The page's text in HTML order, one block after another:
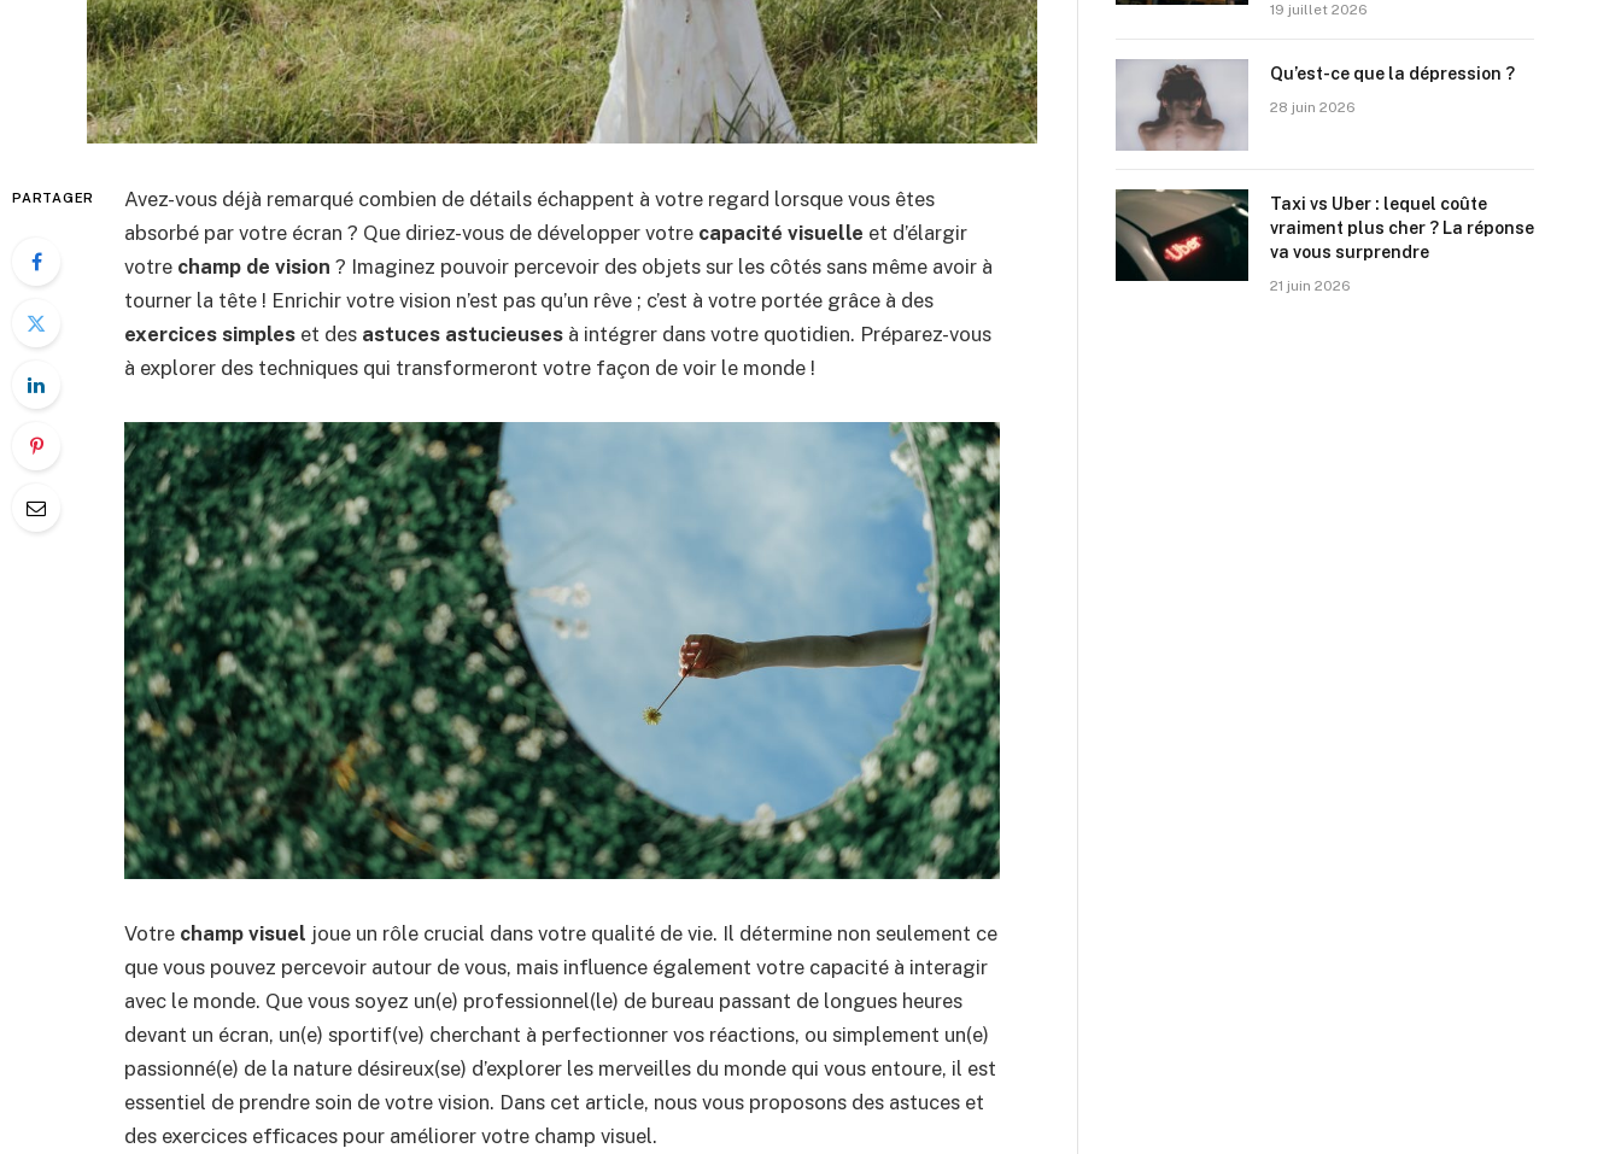
PARTAGER
Avez-vous déjà remarqué combien de détails échappent à votre regard lorsque vous êtes
absorbé par votre écran ? Que diriez-vous de développer votre capacité visuelle et d’élargir
votre champ de vision ? Imaginez pouvoir percevoir des objets sur les côtés sans même avoir à
tourner la tête ! Enrichir votre vision n’est pas qu’un rêve ; c’est à votre portée grâce à des
exercices simples et des astuces astucieuses à intégrer dans votre quotidien. Préparez-vous
à explorer des techniques qui transformeront votre façon de voir le monde !
Votre champ visuel joue un rôle crucial dans votre qualité de vie. Il détermine non seulement ce
que vous pouvez percevoir autour de vous, mais influence également votre capacité à interagir
avec le monde. Que vous soyez un(e) professionnel(le) de bureau passant de longues heures
devant un écran, un(e) sportif(ve) cherchant à perfectionner vos réactions, ou simplement un(e)
passionné(e) de la nature désireux(se) d’explorer les merveilles du monde qui vous entoure, il est
essentiel de prendre soin de votre vision. Dans cet article, nous vous proposons des astuces et
des exercices efficaces pour améliorer votre champ visuel.
19 juillet 2026
Qu’est-ce que la dépression ?
28 juin 2026
Taxi vs Uber : lequel coûte
vraiment plus cher ? La réponse
va vous surprendre
21 juin 2026